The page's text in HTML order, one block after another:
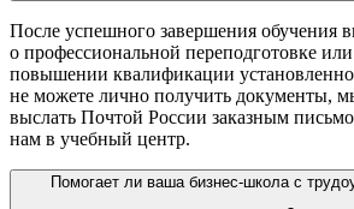
После успешного завершения обучения
о профессиональной переподготовке
повышении квалификации
не можете лично получить документы,
выслать Почтой России заказным
нам в учебный центр.
Помогает ли ваша бизнес-школа с